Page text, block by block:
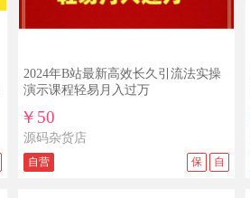
2024年B站最新高效长久引流法实操
演示课程轻易月入过万
￥50
源码杂货店
自营 自
保